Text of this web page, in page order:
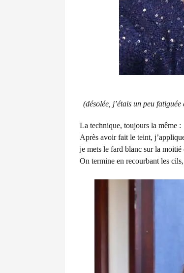
(désolée, j’étais un peu
La technique, toujours la même :
Après avoir fait le teint,
je mets le fard blanc sur la moitié
On termine en recourbant les